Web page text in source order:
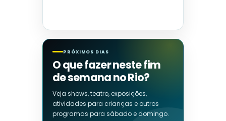
PRÓXIMOS DIAS
O que fazer neste fim
de semana no Rio?
Veja shows, teatro, exposições,
atividades para crianças e outros
programas para sábado e domingo.